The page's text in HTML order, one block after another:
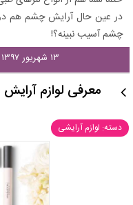
در عین حال آرایش چشم هم
چشم آسیب نبینه؟!
۱۳ شهریور ۱۳۹۷ - ۱۱:۱۹
معرفی لوازم
دسته: لوازم آرایشی